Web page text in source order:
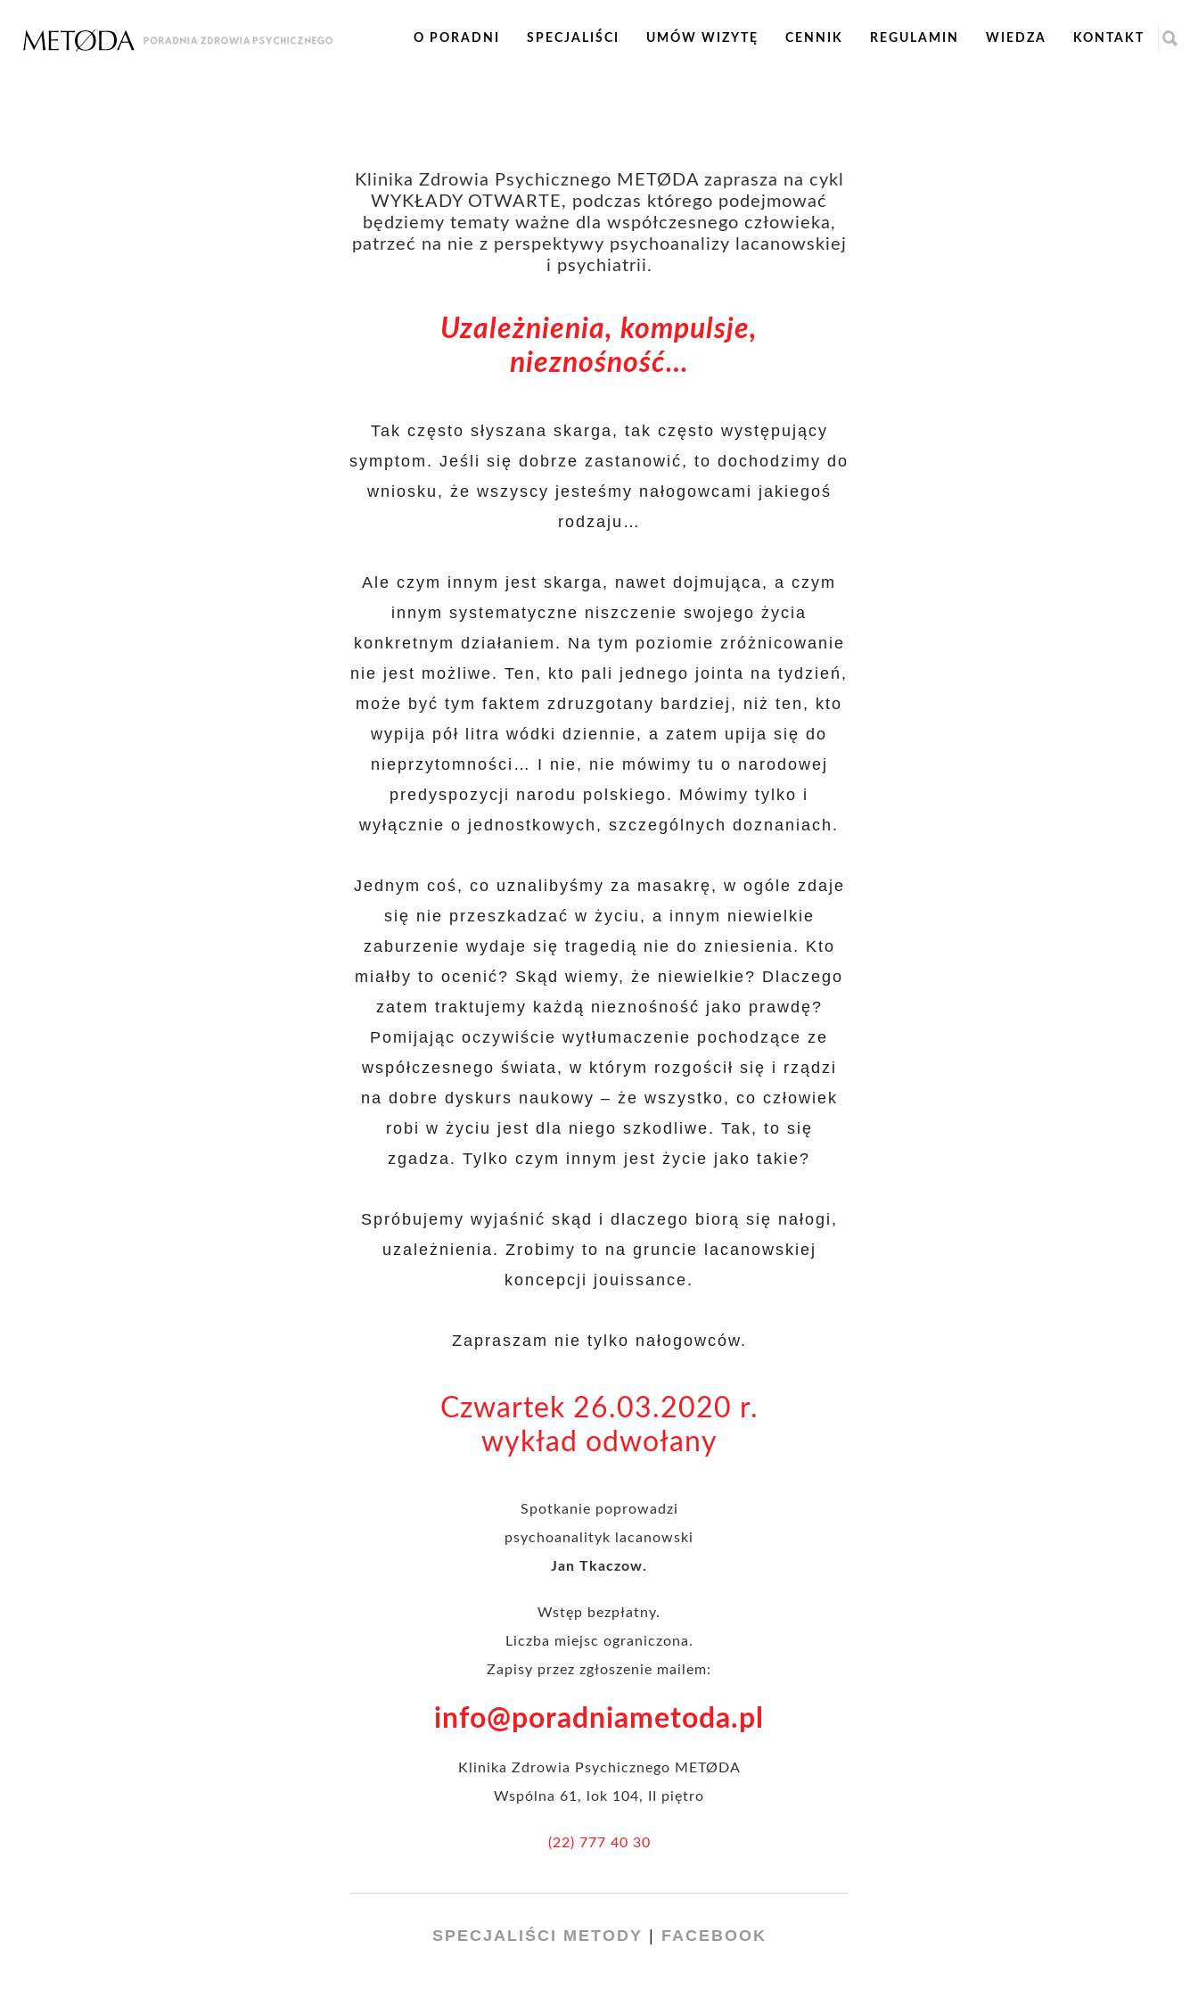
O PORADNI SPECJALIŚCI UMÓW WIZYTĘ CENNIK REGULAMIN WIEDZA KONTAKT
Klinika Zdrowia Psychicznego METØDA zaprasza na cykl
WYKŁADY OTWARTE, podczas którego podejmować
będziemy tematy ważne dla współczesnego człowieka,
patrzeć na nie z perspektywy psychoanalizy lacanowskiej
i psychiatrii.
Uzależnienia, kompulsje,
nieznośność…
Tak często słyszana skarga, tak często występujący
symptom. Jeśli się dobrze zastanowić, to dochodzimy do
wniosku, że wszyscy jesteśmy nałogowcami jakiegoś
rodzaju…
Ale czym innym jest skarga, nawet dojmująca, a czym
innym systematyczne niszczenie swojego życia
konkretnym działaniem. Na tym poziomie zróżnicowanie
nie jest możliwe. Ten, kto pali jednego jointa na tydzień,
może być tym faktem zdruzgotany bardziej, niż ten, kto
wypija pół litra wódki dziennie, a zatem upija się do
nieprzytomności… I nie, nie mówimy tu o narodowej
predyspozycji narodu polskiego. Mówimy tylko i
wyłącznie o jednostkowych, szczególnych doznaniach.
Jednym coś, co uznalibyśmy za masakrę, w ogóle zdaje
się nie przeszkadzać w życiu, a innym niewielkie
zaburzenie wydaje się tragedią nie do zniesienia. Kto
miałby to ocenić? Skąd wiemy, że niewielkie? Dlaczego
zatem traktujemy każdą nieznośność jako prawdę?
Pomijając oczywiście wytłumaczenie pochodzące ze
współczesnego świata, w którym rozgościł się i rządzi
na dobre dyskurs naukowy – że wszystko, co człowiek
robi w życiu jest dla niego szkodliwe. Tak, to się
zgadza. Tylko czym innym jest życie jako takie?
Spróbujemy wyjaśnić skąd i dlaczego biorą się nałogi,
uzależnienia. Zrobimy to na gruncie lacanowskiej
koncepcji jouissance.
Zapraszam nie tylko nałogowców.
Czwartek 26.03.2020 r.
wykład odwołany
Spotkanie poprowadzi
psychoanalityk lacanowski
Jan Tkaczow.
Wstęp bezpłatny.
Liczba miejsc ograniczona.
Zapisy przez zgłoszenie mailem:
info@poradniametoda.pl
Klinika Zdrowia Psychicznego METØDA
Wspólna 61, lok 104, II piętro
(22) 777 40 30
SPECJALIŚCI METODY FACEBOOK